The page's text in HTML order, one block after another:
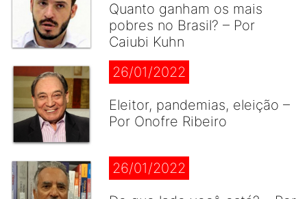
Quanto ganham os mais
pobres no Brasil? – Por
Caiubi Kuhn
26/01/2022
Eleitor, pandemias, eleição –
Por Onofre Ribeiro
26/01/2022